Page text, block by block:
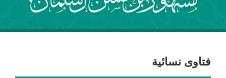
فتاوى نسائية